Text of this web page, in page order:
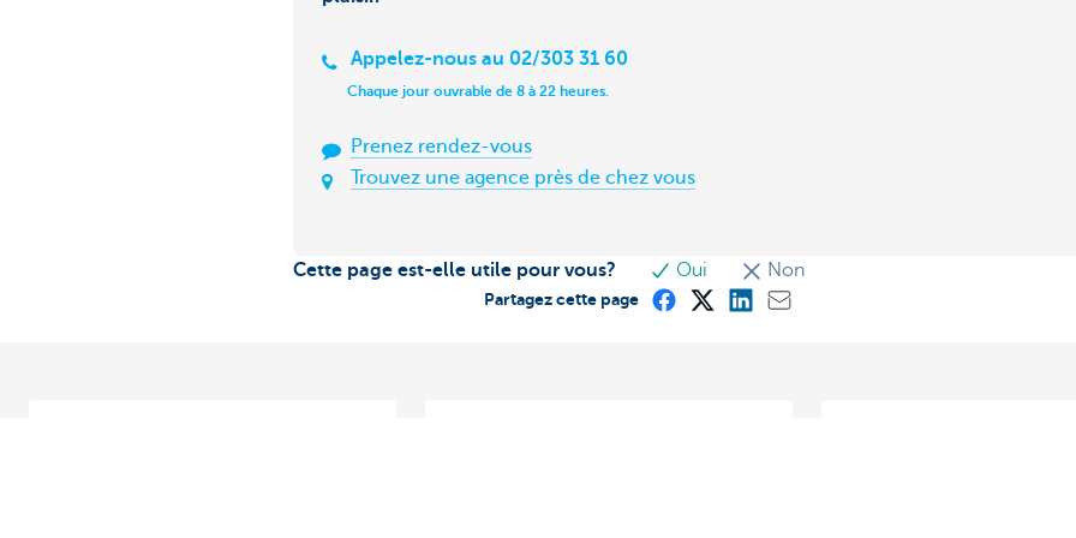
Appelez-nous au 02/303 31 60
Chaque jour ouvrable de 8 à 22 heures.
Prenez rendez-vous
Trouvez une agence près de chez vous
Cette page est-elle utile pour vous? Oui Non
Partagez cette page